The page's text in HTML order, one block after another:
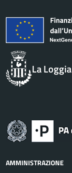
La Loggia
AMMINISTRAZIONE